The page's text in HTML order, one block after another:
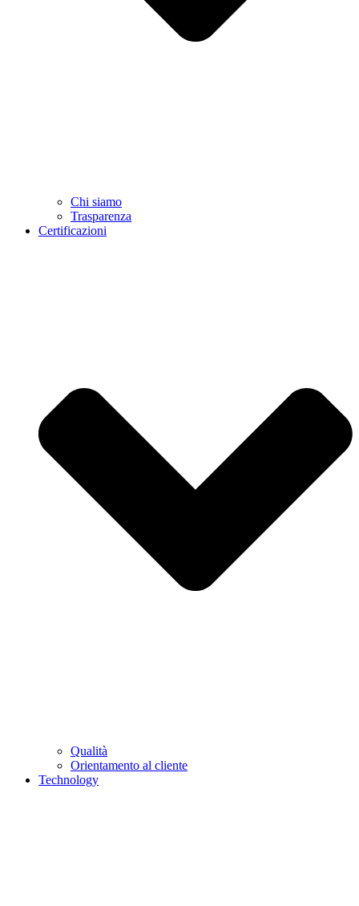
Chi siamo
Trasparenza
Certificazioni
Qualità
Orientamento al cliente
Technology